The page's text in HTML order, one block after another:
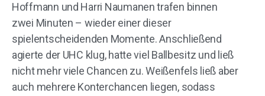
Hoffmann und Harri Naumanen trafen binnen
zwei Minuten – wieder einer dieser
spielentscheidenden Momente. Anschließend
agierte der UHC klug, hatte viel Ballbesitz und ließ
nicht mehr viele Chancen zu. Weißenfels ließ aber
auch mehrere Konterchancen liegen, sodass